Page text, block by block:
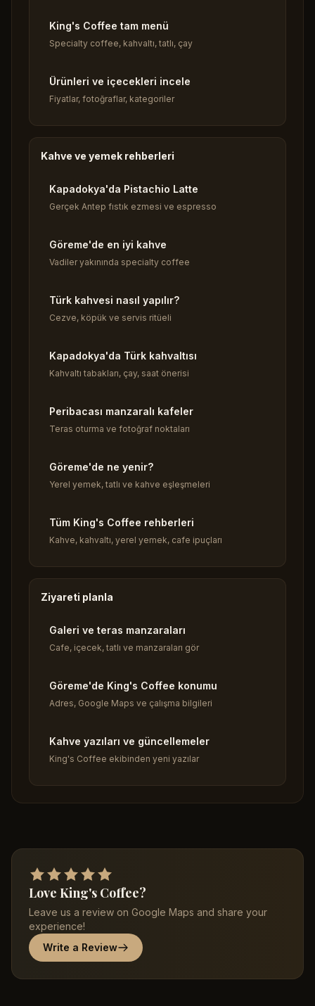
King's Coffee tam menü
Specialty coffee, kahvaltı, tatlı, çay
Ürünleri ve içecekleri incele
Fiyatlar, fotoğraflar, kategoriler
Kahve ve yemek rehberleri
Kapadokya'da Pistachio Latte
Gerçek Antep fıstık ezmesi ve espresso
Göreme'de en iyi kahve
Vadiler yakınında specialty coffee
Türk kahvesi nasıl yapılır?
Cezve, köpük ve servis ritüeli
Kapadokya'da Türk kahvaltısı
Kahvaltı tabakları, çay, saat önerisi
Peribacası manzaralı kafeler
Teras oturma ve fotoğraf noktaları
Göreme'de ne yenir?
Yerel yemek, tatlı ve kahve eşleşmeleri
Tüm King's Coffee rehberleri
Kahve, kahvaltı, yerel yemek, cafe ipuçları
Ziyareti planla
Galeri ve teras manzaraları
Cafe, içecek, tatlı ve manzaraları gör
Göreme'de King's Coffee konumu
Adres, Google Maps ve çalışma bilgileri
Kahve yazıları ve güncellemeler
King's Coffee ekibinden yeni yazılar
Love King's Coffee?
Leave us a review on Google Maps and share your
experience!
Write a Review